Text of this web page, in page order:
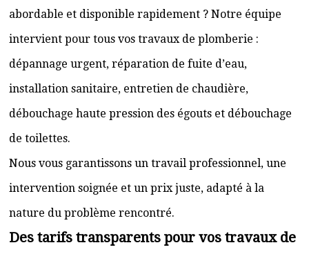
abordable et disponible rapidement ? Notre équipe
intervient pour tous vos travaux de plomberie :
dépannage urgent, réparation de fuite d’eau,
installation sanitaire, entretien de chaudière,
débouchage haute pression des égouts et débouchage
de toilettes.
Nous vous garantissons un travail professionnel, une
intervention soignée et un prix juste, adapté à la
nature du problème rencontré.
Des tarifs transparents pour vos travaux de